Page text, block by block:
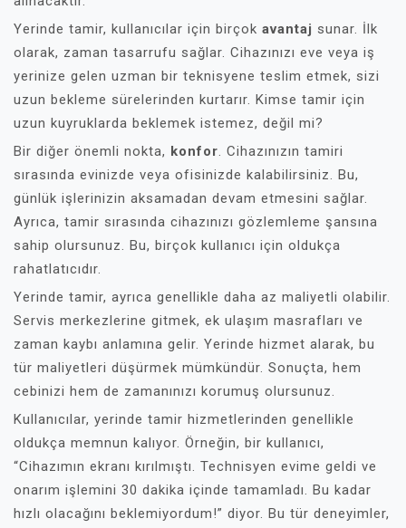
Yerinde tamir, kullanıcılar için birçok avantaj sunar. İlk
olarak, zaman tasarrufu sağlar. Cihazınızı eve veya iş
yerinize gelen uzman bir teknisyene teslim etmek, sizi
uzun bekleme sürelerinden kurtarır. Kimse tamir için
uzun kuyruklarda beklemek istemez, değil mi?
Bir diğer önemli nokta, konfor. Cihazınızın tamiri
sırasında evinizde veya ofisinizde kalabilirsiniz. Bu,
günlük işlerinizin aksamadan devam etmesini sağlar.
Ayrıca, tamir sırasında cihazınızı gözlemleme şansına
sahip olursunuz. Bu, birçok kullanıcı için oldukça
rahatlatıcıdır.
Yerinde tamir, ayrıca genellikle daha az maliyetli olabilir.
Servis merkezlerine gitmek, ek ulaşım masrafları ve
zaman kaybı anlamına gelir. Yerinde hizmet alarak, bu
tür maliyetleri düşürmek mümkündür. Sonuçta, hem
cebinizi hem de zamanınızı korumuş olursunuz.
Kullanıcılar, yerinde tamir hizmetlerinden genellikle
oldukça memnun kalıyor. Örneğin, bir kullanıcı,
“Cihazımın ekranı kırılmıştı. Technisyen evime geldi ve
onarım işlemini 30 dakika içinde tamamladı. Bu kadar
hızlı olacağını beklemiyordum!” diyor. Bu tür deneyimler,